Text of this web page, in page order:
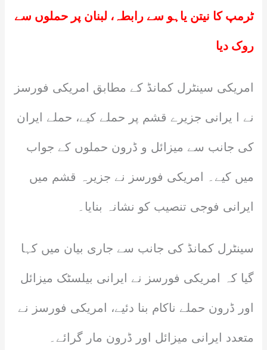
ٹرمپ کا نیتن یاہو سے رابطہ، لبنان پر حملوں سے
روک دیا
امریکی سینٹرل کمانڈ کے مطابق امریکی فورسز
نے ا یرانی جزیرے قشم پر حملے کیے، حملے ایران
کی جانب سے میزائل و ڈرون حملوں کے جواب
میں کیے۔ امریکی فورسز نے جزیرہ قشم میں
ایرانی فوجی تنصیب کو نشانہ بنایا۔
سینٹرل کمانڈ کی جانب سے جاری بیان میں کہا
گیا کہ امریکی فورسز نے ایرانی بیلسٹک میزائل
اور ڈرون حملے ناکام بنا دئیے، امریکی فورسز نے
متعدد ایرانی میزائل اور ڈرون مار گرائے۔